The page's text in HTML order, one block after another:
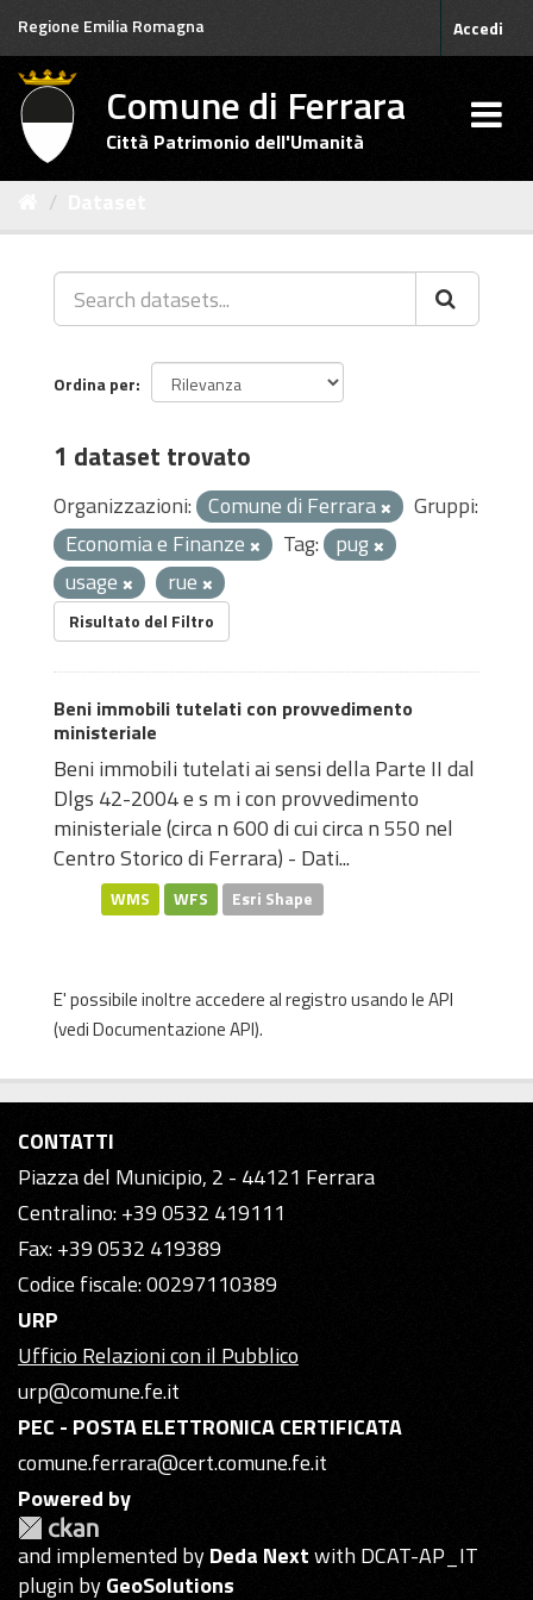
Salta
contenuto
Regione Emilia Romagna Accedi
Comune di Ferrara
Città Patrimonio dell'Umanità
Ordina per
1 dataset trovato
Organizzazioni: Comune di Ferrara
Gruppi:
Economia e Finanze
Tag: pug
usage
rue
Risultato del Filtro
Beni immobili tutelati con provvedimento
ministeriale
Beni immobili tutelati ai sensi della Parte II dal
Dlgs 42-2004 e s m i con provvedimento
ministeriale (circa n 600 di cui circa n 550 nel
Centro Storico di Ferrara) - Dati...
WMS WFS Esri Shape
E' possibile inoltre accedere al registro usando leAPI
(vediDocumentazione API).
CONTATTI
Piazza del Municipio, 2 - 44121 Ferrara
Centralino: +39 0532 419111
Fax: +39 0532 419389
Codice fiscale: 00297110389
URP
Ufficio Relazioni con il Pubblico
urp@comune.fe.it
PEC - POSTA ELETTRONICA CERTIFICATA
comune.ferrara@cert.comune.fe.it
Powered by
and implemented byDeda Nextwith DCAT-AP_IT
plugin byGeoSolutions